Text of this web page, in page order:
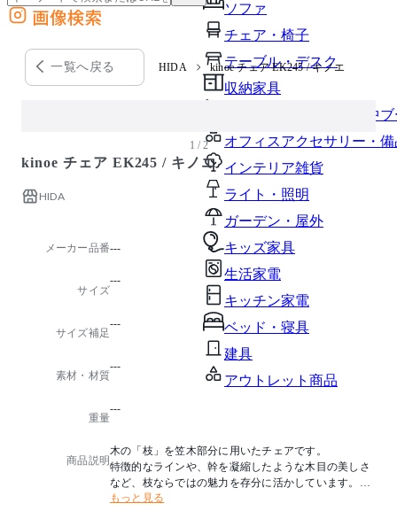
ソファ
チェア・椅子
テーブル・デスク
収納家具
パーソナルブース・集中
オフィスアクセサリー・備
インテリア雑貨
ライト・照明
ガーデン・屋外
キッズ家具
生活家電
キッチン家電
ベッド・寝具
建具
アウトレット商品
外部サイトの商品をカートに追加
他のサイトで見つけた商品ページのURLを貼り付けて、カートに追加できます
画像検索
一覧へ戻る HIDA kinoe チェア EK245 / キノエ
1 / 2
kinoe チェア EK245 / キノエ
HIDA
メーカー品番---
サイズ
---
サイズ補足
---
素材・材質
---
重量
---
商品説明
木の「枝」を笠木部分に用いたチェアです。
特徴的なラインや、幹を凝縮したような木目の美しさ
など、枝ならではの魅力を存分に活かしています。
もっと見る